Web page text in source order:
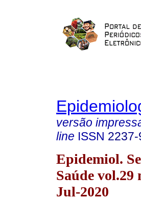
versão
line ISSN
Epidemiol.
Saúde
Jul-2020